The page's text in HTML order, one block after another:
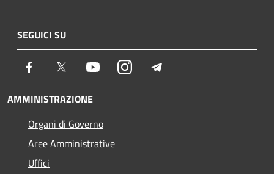
SEGUICI SU
Facebook Twitter YoutubeInstagram
AMMINISTRAZIONE
Organi di Governo
Aree Amministrative
Uffici